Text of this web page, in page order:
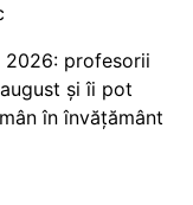
2026: profesorii
și îi pot
în învățământ